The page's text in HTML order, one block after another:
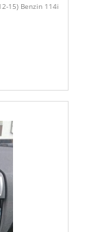
15) Benzin 114i